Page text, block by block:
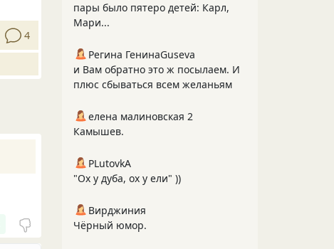
4
пары было пятеро детей: Карл,
Мари...
Регина ГенинаGuseva
и Вам обратно это ж посылаем. И
плюс сбываться всем желаньям
елена малиновская 2
Камышев.
PLutоvkА
"Ох у дуба, ох у ели" ))
Вирджиния
Чёрный юмор.